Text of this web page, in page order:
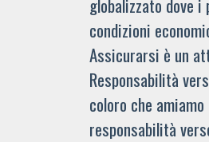
condizioni
Assicurarsi è un
Responsabilità
coloro che
responsabilità